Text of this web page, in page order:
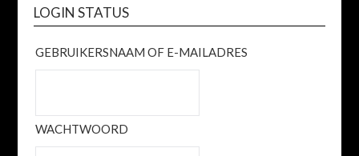
LOGIN STATUS
GEBRUIKERSNAAM OF E-MAILADRES
WACHTWOORD